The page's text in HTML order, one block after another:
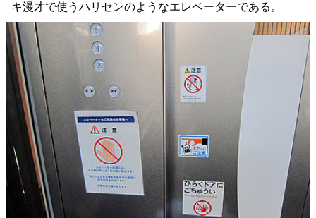
キ漫才で使うハリセンのようなエレベーターである。